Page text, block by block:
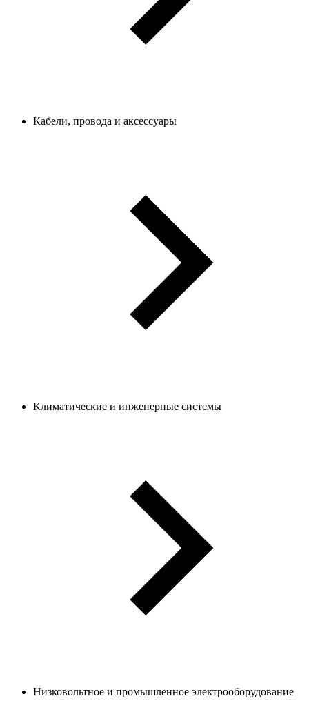
Кабели, провода и аксессуары
Климатические и инженерные системы
Низковольтное и промышленное электрооборудование